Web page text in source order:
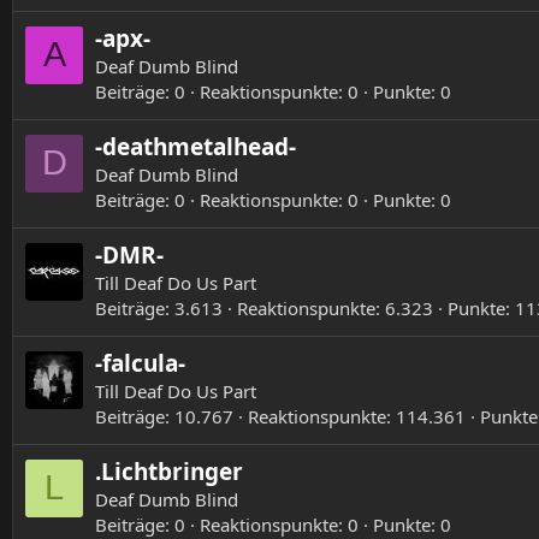
A -apx-
Deaf Dumb Blind
Beiträge 0 Reaktionspunkte 0 Punkte 0
D -deathmetalhead-
Deaf Dumb Blind
Beiträge 0 Reaktionspunkte 0 Punkte 0
-DMR-
Till Deaf Do Us Part
Beiträge 3.613 Reaktionspunkte 6.323 Punkte
-falcula-
Till Deaf Do Us Part
Beiträge 10.767 Reaktionspunkte 114.361 Punkte
L .Lichtbringer
Deaf Dumb Blind
Beiträge 0 Reaktionspunkte 0 Punkte 0